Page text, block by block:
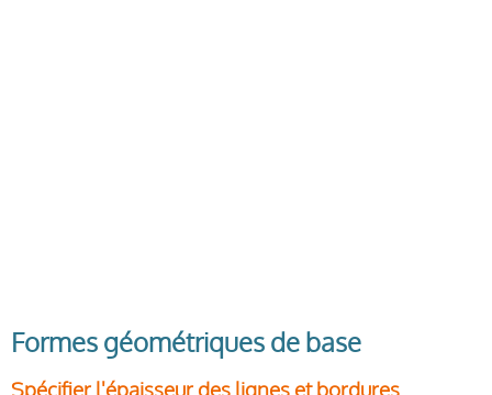
Formes géométriques de base
Spécifier l'épaisseur des lignes et bordures